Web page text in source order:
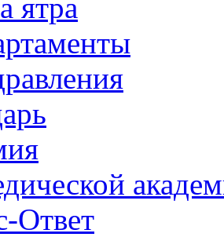
ятра
Ответ